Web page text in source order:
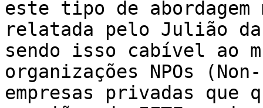
este tipo de
relatada pelo Julião
sendo isso cabível ao
organizações NPOs
empresas privadas que